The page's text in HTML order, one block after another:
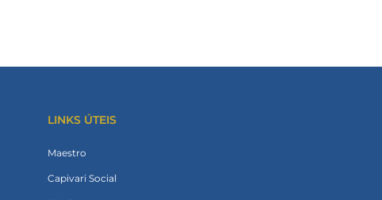
LINKS ÚTEIS
Maestro
Capivari Social